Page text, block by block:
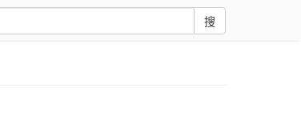
搜